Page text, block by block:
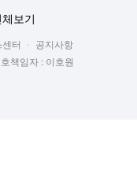
체보기
터
공지사항
책임자 : 이호원